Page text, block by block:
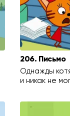
206. Письмо
Однажды
и никак не